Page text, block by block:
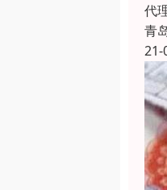
代
青
21-